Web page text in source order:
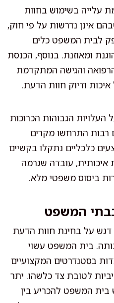
עלייה בשימוש בחוות
אינן נדרשות על פי חוק,
לבית המשפט כלים
ומאוזנת. בנוסף, הכנסת
והגישה המתקדמת
ודיוק חוות הדעת.
הגבוהות הכרוכות
רבות התרחשו מקרים
כלכליים נתקלו בקשיים
איכותית, עובדה שגרמה
ביסוס משפטי מלא.
המשפט
על בחינת חוות הדעת
בית המשפט עשוי
בסטנדרטים המקצועיים
לטובת צד כלשהו. יתר
בית המשפט להכריע בין